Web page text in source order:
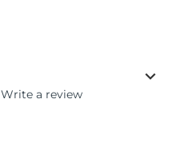
Write a review